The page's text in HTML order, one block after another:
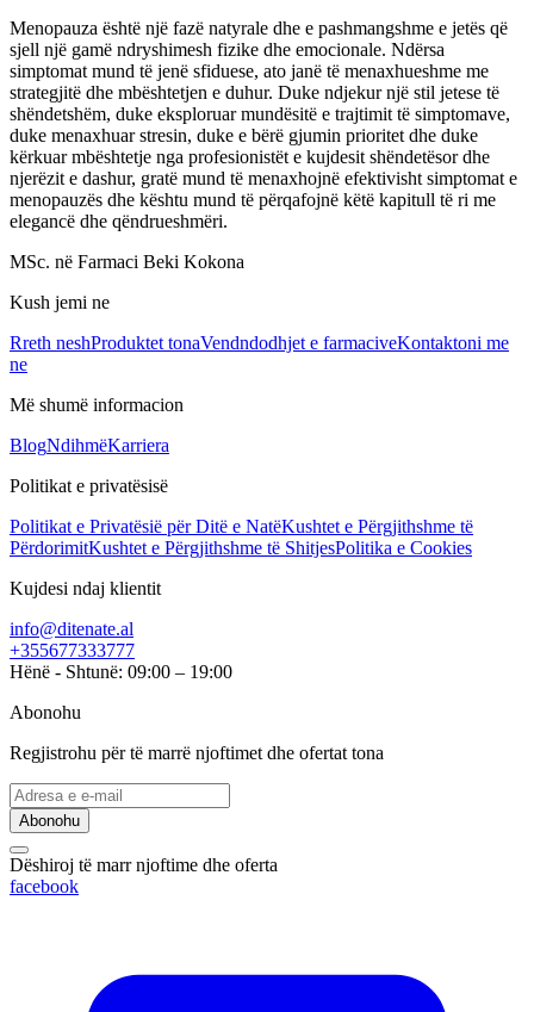
Menopauza është një fazë natyrale dhe e pashmangshme e jetës që
sjell një gamë ndryshimesh fizike dhe emocionale. Ndërsa
simptomat mund të jenë sfiduese, ato janë të menaxhueshme me
strategjitë dhe mbështetjen e duhur. Duke ndjekur një stil jetese të
shëndetshëm, duke eksploruar mundësitë e trajtimit të simptomave,
duke menaxhuar stresin, duke e bërë gjumin prioritet dhe duke
kërkuar mbështetje nga profesionistët e kujdesit shëndetësor dhe
njerëzit e dashur, gratë mund të menaxhojnë efektivisht simptomat e
menopauzës dhe kështu mund të përqafojnë këtë kapitull të ri me
elegancë dhe qëndrueshmëri.
MSc. në Farmaci Beki Kokona
Kush jemi ne
Rreth neshProduktet tonaVendndodhjet e farmaciveKontaktoni me
ne
Më shumë informacion
BlogNdihmëKarriera
Politikat e privatësisë
Politikat e Privatësië për Ditë e NatëKushtet e Përgjithshme të
PërdorimitKushtet e Përgjithshme të ShitjesPolitika e Cookies
Kujdesi ndaj klientit
info@ditenate.al
+355677333777
Hënë - Shtunë: 09:00 – 19:00
Abonohu
Regjistrohu për të marrë njoftimet dhe ofertat tona
Abonohu
Dëshiroj të marr njoftime dhe oferta
facebook